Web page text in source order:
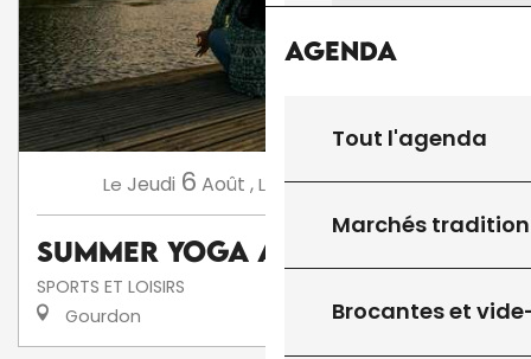
Agenda
Tout l'agenda
Marchés
Brocantes et
Le Jeudi 6 Août ,Le Lundi10Août,...
Summer Yoga avec AnneCha
SPORTS ET LOISIRS
Gourdon